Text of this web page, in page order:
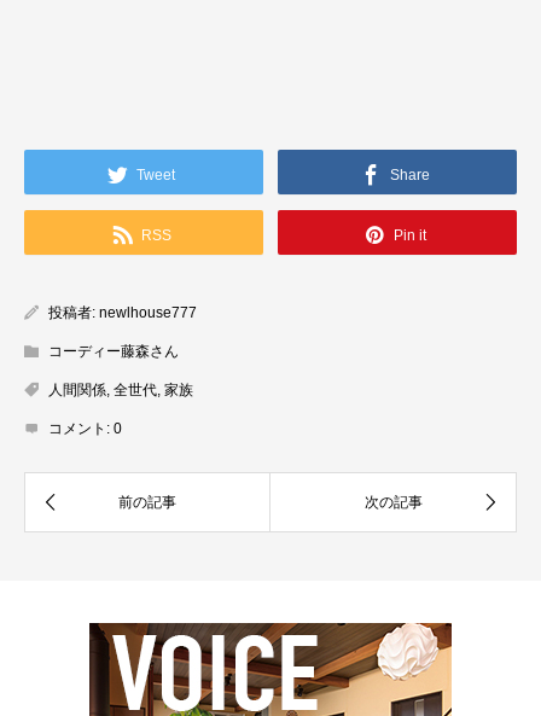
Tweet Share
RSS Pin it
投稿者: newlhouse777
コーディー藤森さん
人間関係, 全世代, 家族
コメント: 0